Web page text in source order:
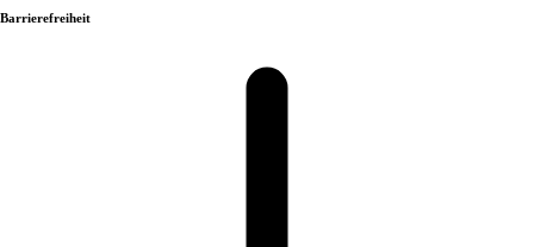
Barrierefreiheit